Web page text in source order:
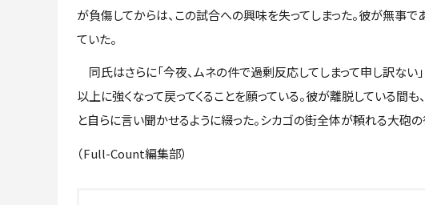
が負傷してからは、この試合への興味を失ってしまった。彼が無事
ていた。
同氏はさらに「今夜、ムネの件で過剰反応してしまって申し訳ない
以上に強くなって戻ってくることを願っている。彼が離脱している間も
と自らに言い聞かせるように綴った。シカゴの街全体が頼れる大砲
（Full-Count編集部）